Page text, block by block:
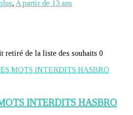
, A partir de 13 ans
retiré de la liste des souhaits 0
INTERDITS HASBRO